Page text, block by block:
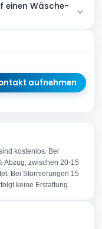
einen Wäsche-
aufnehmen
kostenlos. Bei
Abzug; zwischen 20-15
Bei Stornierungen 15
keine Erstattung.